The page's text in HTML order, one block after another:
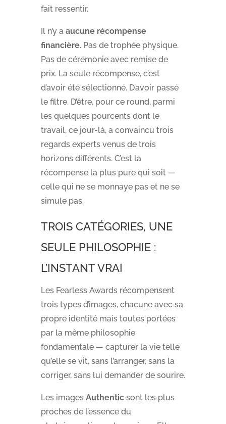
fait ressentir.
Il n’y a aucune récompense
financière. Pas de trophée physique.
Pas de cérémonie avec remise de
prix. La seule récompense, c’est
d’avoir été sélectionné. D’avoir passé
le filtre. D’être, pour ce round, parmi
les quelques pourcents dont le
travail, ce jour-là, a convaincu trois
regards experts venus de trois
horizons différents. C’est la
récompense la plus pure qui soit —
celle qui ne se monnaye pas et ne se
simule pas.
TROIS CATÉGORIES, UNE
SEULE PHILOSOPHIE :
L’INSTANT VRAI
Les Fearless Awards récompensent
trois types d’images, chacune avec sa
propre identité mais toutes portées
par la même philosophie
fondamentale — capturer la vie telle
qu’elle se vit, sans l’arranger, sans la
corriger, sans lui demander de sourire.
Les images Authenticsont les plus
proches de l’essence du